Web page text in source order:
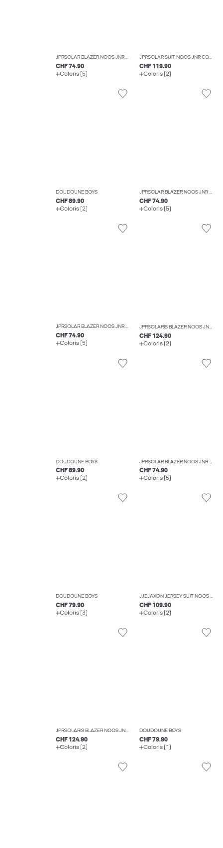
JPRSOLAR BLAZER NOOS JNR BLAZERS BOYS
CHF 74.90
Coloris (5)
JPRSOLAR SUIT NOOS JNR COSTUMES BOYS
CHF 119.90
Coloris (2)
DOUDOUNE BOYS
CHF 89.90
Coloris (2)
JPRSOLAR BLAZER NOOS JNR BLAZERS BOYS
CHF 74.90
Coloris (5)
JPRSOLAR BLAZER NOOS JNR BLAZERS BOYS
CHF 74.90
Coloris (5)
JPRSOLARIS BLAZER NOOS JNR BLAZERS BOYS
CHF 124.90
Coloris (2)
DOUDOUNE BOYS
CHF 89.90
Coloris (2)
JPRSOLAR BLAZER NOOS JNR BLAZERS BOYS
CHF 74.90
Coloris (5)
DOUDOUNE BOYS
CHF 79.90
Coloris (3)
JJEJAXON JERSEY SUIT NOOS JNR COSTUMES BOYS
CHF 109.90
Coloris (2)
JPRSOLARIS BLAZER NOOS JNR BLAZERS BOYS
CHF 124.90
Coloris (2)
DOUDOUNE BOYS
CHF 79.90
Coloris (1)